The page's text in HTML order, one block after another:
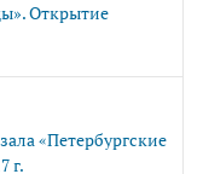
Открытие
«Петербургские
г.